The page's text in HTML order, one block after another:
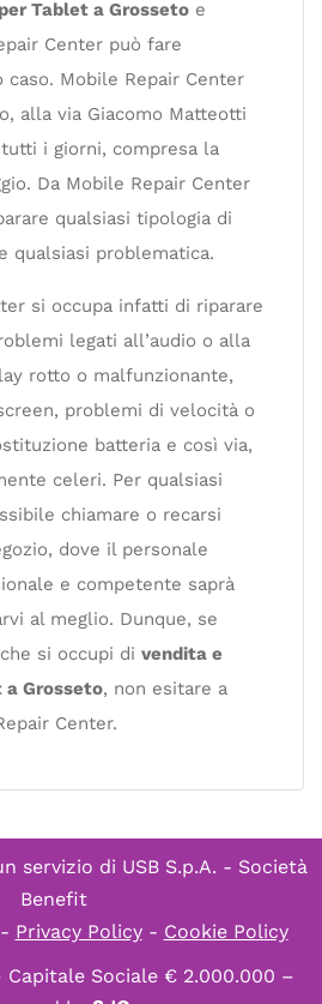
Tablet a Grosseto e
Center può fare
Mobile Repair Center
alla via Giacomo Matteotti
i giorni, compresa la
Da Mobile Repair Center
qualsiasi tipologia di
qualsiasi problematica.
si occupa infatti di riparare
legati all’audio o alla
rotto o malfunzionante,
problemi di velocità o
batteria e così via,
celeri. Per qualsiasi
chiamare o recarsi
dove il personale
e competente saprà
al meglio. Dunque, se
si occupi di vendita e
a Grosseto, non esitare a
Center.
servizio di USB S.p.A. - Società
Benefit
Privacy Policy- Cookie Policy
Capitale Sociale € 2.000.000 –